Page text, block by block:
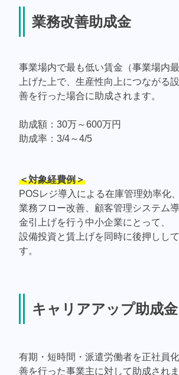
業務改善助成金
事業場内で最も低い賃金（事業場内
上げた上で、生産性向上につながる
善を行った場合に助成されます。
助成額：30万～600万円
助成率：3/4～4/5
＜対象経費例＞
POSレジ導入による在庫管理効率化
業務フロー改善、顧客管理システム
金引上げを行う中小企業にとって、
設備投資と賃上げを同時に後押しし
す。
キャリアアップ助成金
有期・短時間・派遣労働者を正社員
善を行った事業主に対して助成されま